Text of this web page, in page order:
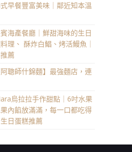
早餐豐富美味｜鄰近知本溫
海產餐廳｜鮮甜海味的生日
理、 酥炸白鯧、烤活鰻魚｜
薦
聰師什錦麵】最強麵店，連
烏拉拉手作甜點｜6吋水果
內餡放滿滿，每一口都吃得
日蛋糕推薦